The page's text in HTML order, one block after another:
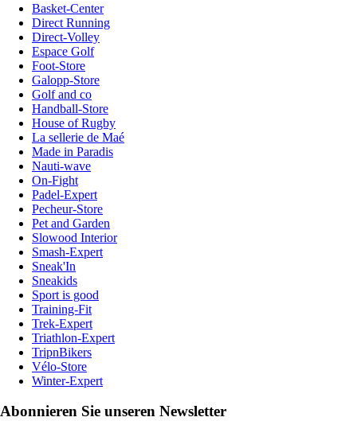
Basket-Center
Direct Running
Direct-Volley
Espace Golf
Foot-Store
Galopp-Store
Golf and co
Handball-Store
House of Rugby
La sellerie de Maé
Made in Paradis
Nauti-wave
On-Fight
Padel-Expert
Pecheur-Store
Pet and Garden
Slowood Interior
Smash-Expert
Sneak'In
Sneakids
Sport is good
Training-Fit
Trek-Expert
Triathlon-Expert
TripnBikers
Vélo-Store
Winter-Expert
Abonnieren Sie unseren Newsletter